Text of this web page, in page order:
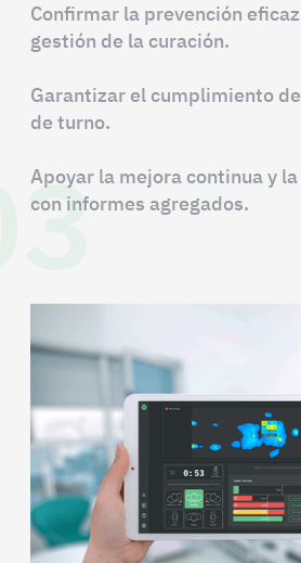
Confirmar la prevención
gestión de la curación.
Garantizar el cumplimiento
de turno.
Apoyar la mejora continua y
con informes agregados.